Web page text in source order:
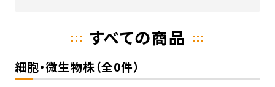
すべての商品
細胞・微生物株（全0件）